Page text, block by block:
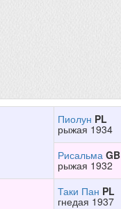
Пиолун PL
рыжая 1934
Рисальма GB
рыжая 1932
Таки Пан PL
гнедая 1937